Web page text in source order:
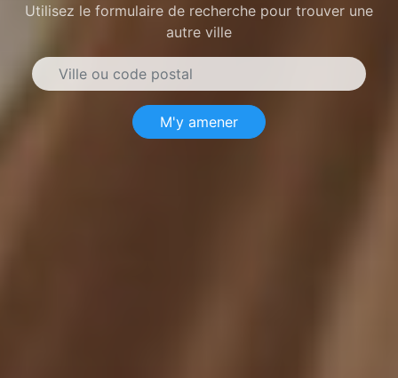
Utilisez le formulaire de recherche pour trouver une
autre ville
M'y amener